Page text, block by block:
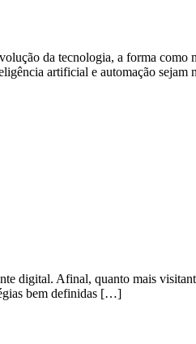
da tecnologia, a forma como
artificial e automação
digital. Afinal, quanto mais
bem definidas […]